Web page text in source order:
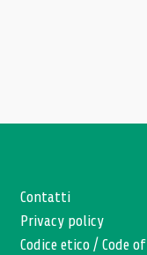
Contatti
Privacy policy
Codice etico /Code